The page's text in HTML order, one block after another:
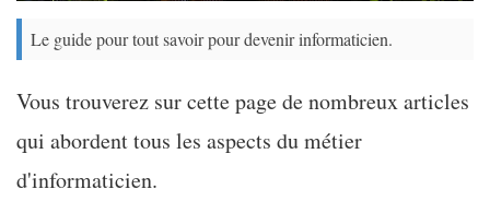
Le guide pour tout savoir pour devenir informaticien.
Vous trouverez sur cette page de nombreux articles
qui abordent tous les aspects du métier
d'informaticien.